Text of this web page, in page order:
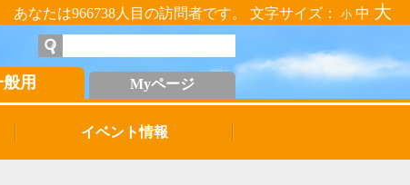
あなたは966738人目の訪問者です。 文字サイズ： 小 中 大
用 Myページ
イベント情報